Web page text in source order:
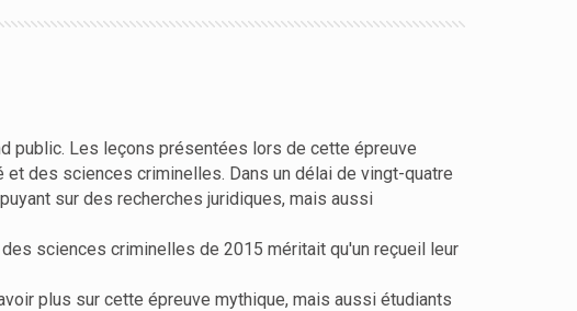
public. Les leçons présentées lors de cette épreuve
des sciences criminelles. Dans un délai de vingt-quatre
sur des recherches juridiques, mais aussi
sciences criminelles de 2015 méritait qu'un reçueil leur
plus sur cette épreuve mythique, mais aussi étudiants